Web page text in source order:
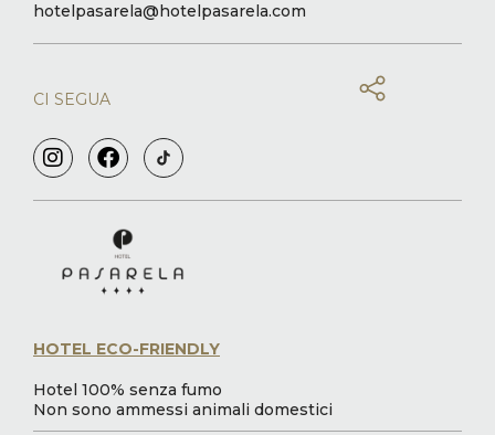
hotelpasarela@hotelpasarela.com
CI SEGUA
HOTEL ECO-FRIENDLY
Hotel 100% senza fumo
Non sono ammessi animali domestici